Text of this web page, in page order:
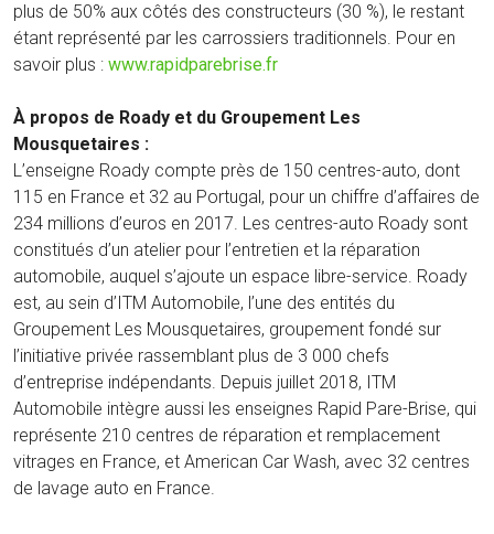
plus de 50% aux côtés des constructeurs (30 %), le restant
étant représenté par les carrossiers traditionnels. Pour en
savoir plus : www.rapidparebrise.fr
À propos de Roady et du Groupement Les
Mousquetaires :
L’enseigne Roady compte près de 150 centres-auto, dont
115 en France et 32 au Portugal, pour un chiffre d’affaires de
234 millions d’euros en 2017. Les centres-auto Roady sont
constitués d’un atelier pour l’entretien et la réparation
automobile, auquel s’ajoute un espace libre-service. Roady
est, au sein d’ITM Automobile, l’une des entités du
Groupement Les Mousquetaires, groupement fondé sur
l’initiative privée rassemblant plus de 3 000 chefs
d’entreprise indépendants. Depuis juillet 2018, ITM
Automobile intègre aussi les enseignes Rapid Pare-Brise, qui
représente 210 centres de réparation et remplacement
vitrages en France, et American Car Wash, avec 32 centres
de lavage auto en France.